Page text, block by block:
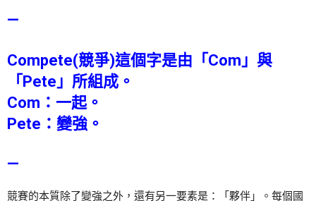
—
Compete(競爭)這個字是由「Com」與
「Pete」所組成。
Com：一起。
Pete：變強。
—
競賽的本質除了變強之外，還有另一要素是：「夥伴」。每個國